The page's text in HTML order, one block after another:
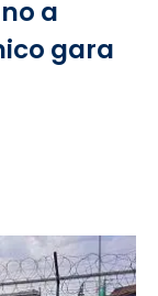
a
gara